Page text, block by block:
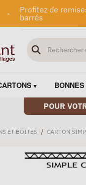
-
Profitez de
barrés
POUR
ET BOITES / CARTON